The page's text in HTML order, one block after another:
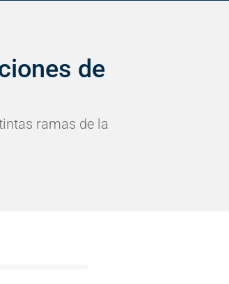
de
ramas de la